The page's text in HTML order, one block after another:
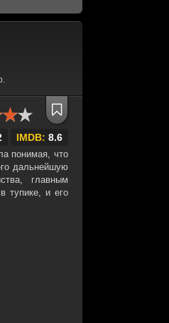
IMDB: 8.6
понимая, что
дальнейшую
главным
тупике, и его